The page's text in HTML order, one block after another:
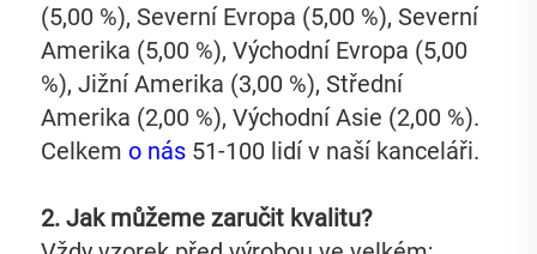
(5,00 %), Severní Evropa (5,00 %), Severní
Amerika (5,00 %), Východní Evropa (5,00
%), Jižní Amerika (3,00 %), Střední
Amerika (2,00 %), Východní Asie (2,00 %).
Celkem o nás 51-100 lidí v naší kanceláři.
2. Jak můžeme zaručit kvalitu?